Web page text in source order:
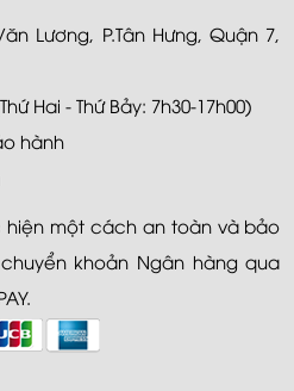
Lương, P.Tân Hưng, Quận 7,
Hai - Thứ Bảy: 7h30-17h00)
hành
hiện một cách an toàn và bảo
khoản Ngân hàng qua